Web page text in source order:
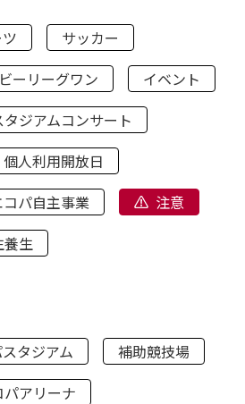
サッカー
ーリーグワン
イベント
タジアムコンサート
個人利用開放日
コパ自主事業
注意
養生
タジアム
補助競技場
パアリーナ